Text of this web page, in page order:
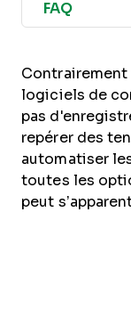
FAQ
logiciels de
pas
repérer des
automatiser
toutes les
peut